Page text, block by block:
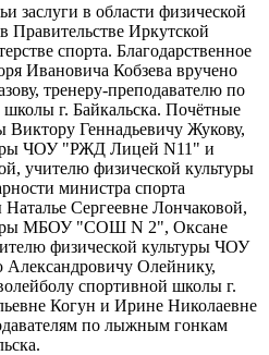
заслуги в области физической
Правительстве Иркутской
спорта. Благодарственное
Ивановича Кобзева вручено
тренеру-преподавателю по
г. Байкальска. Почётные
Геннадьевичу Жукову,
ЧОУ "РЖД Лицей N11" и
учителю физической культуры
министра спорта
Сергеевне Лончаковой,
МБОУ "СОШ N 2", Оксане
физической культуры ЧОУ
Олейнику,
спортивной школы г.
Когун и Ирине Николаевне
по лыжным гонкам